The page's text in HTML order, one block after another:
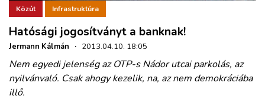
Közút Infrastruktúra
Hatósági jogosítványt a banknak!
Jermann Kálmán · 2013.04.10. 18:05
Nem egyedi jelenség az OTP-s Nádor utcai parkolás, az
nyilvánvaló. Csak ahogy kezelik, na, az nem demokráciába
illő.